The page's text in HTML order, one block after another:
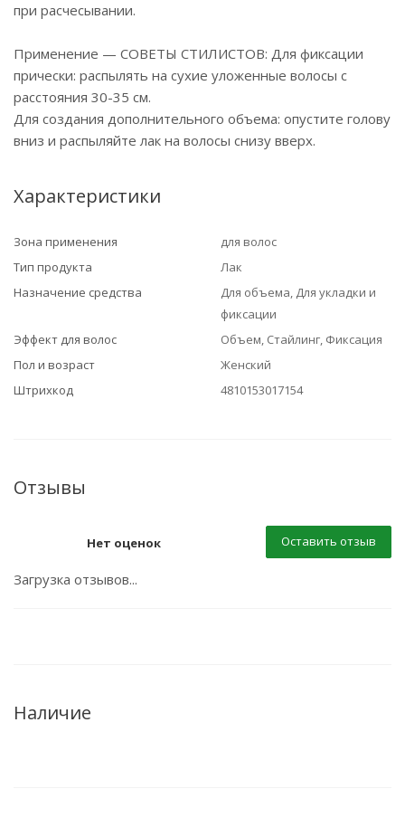
при расчесывании.
Применение — СОВЕТЫ СТИЛИСТОВ: Для фиксации
прически: распылять на сухие уложенные волосы с
расстояния 30-35 см.
Для создания дополнительного объема: опустите голову
вниз и распыляйте лак на волосы снизу вверх.
Характеристики
Зона применения
для волос
Тип продукта
Лак
Назначение средства
Для объема, Для укладки и
фиксации
Эффект для волос
Объем, Стайлинг, Фиксация
Пол и возраст
Женский
Штрихкод
4810153017154
Отзывы
Нет оценок Оставить отзыв
Загрузка отзывов...
Наличие